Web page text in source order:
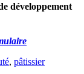
développement
, pâtissier